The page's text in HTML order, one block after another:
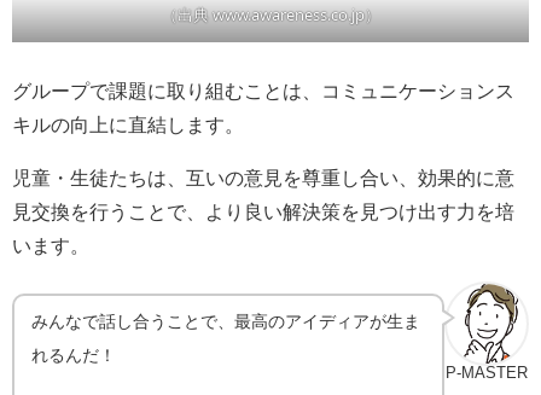
（出典 www.awareness.co.jp）
グループで課題に取り組むことは、コミュニケーションス
キルの向上に直結します。
児童・生徒たちは、互いの意見を尊重し合い、効果的に意
見交換を行うことで、より良い解決策を見つけ出す力を培
います。
P-MASTER
みんなで話し合うことで、最高のアイディアが生ま
れるんだ！